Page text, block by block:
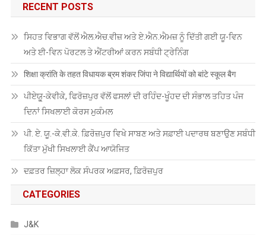
RECENT POSTS
ਸਿਹਤ ਵਿਭਾਗ ਵੱਲੋਂ ਐਲ.ਐਚ.ਵੀਜ਼ ਅਤੇ ਏ.ਐਨ.ਐਮਜ਼ ਨੂੰ ਦਿੱਤੀ ਗਈ ਯੂ-ਵਿਨ
ਅਤੇ ਈ-ਵਿਨ ਪੋਰਟਲ ਤੇ ਐਂਟਰੀਆਂ ਕਰਨ ਸਬੰਧੀ ਟ੍ਰੇਨਿੰਗ
शिक्षा क्रांति के तहत विधायक ब्रम शंकर जिंपा ने विद्यार्थियों को बांटे स्कूल बैग
ਪੀਏਯੂੑ-ਕੇਵੀਕੇ, ਫਿਰੋਜ਼ਪੁਰ ਵੱਲੋਂ ਫਸਲਾਂ ਦੀ ਰਹਿੰਦ-ਖੂੰਹਦ ਦੀ ਸੰਭਾਲ ਤਹਿਤ ਪੰਜ
ਦਿਨਾਂ ਸਿਖਲਾਈ ਕੋਰਸ ਮੁਕੰਮਲ
ਪੀ. ਏ. ਯੂ.-ਕੇ.ਵੀ.ਕੇ. ਫ਼ਿਰੋਜ਼ਪੁਰ ਵਿਖੇ ਸਾਬਣ ਅਤੇ ਸਫ਼ਾਈ ਪਦਾਰਥ ਬਣਾਉਣ ਸਬੰਧੀ
ਕਿੱਤਾ ਮੁੱਖੀ ਸਿਖਲਾਈ ਕੈਂਪ ਆਯੋਜਿਤ
ਦਫ਼ਤਰ ਜ਼ਿਲ੍ਹਾ ਲੋਕ ਸੰਪਰਕ ਅਫ਼ਸਰ, ਫ਼ਿਰੋਜ਼ਪੁਰ
CATEGORIES
J&K